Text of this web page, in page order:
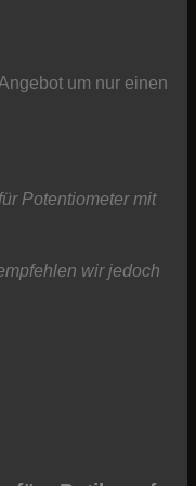
um nur einen
Potentiometer mit
wir jedoch